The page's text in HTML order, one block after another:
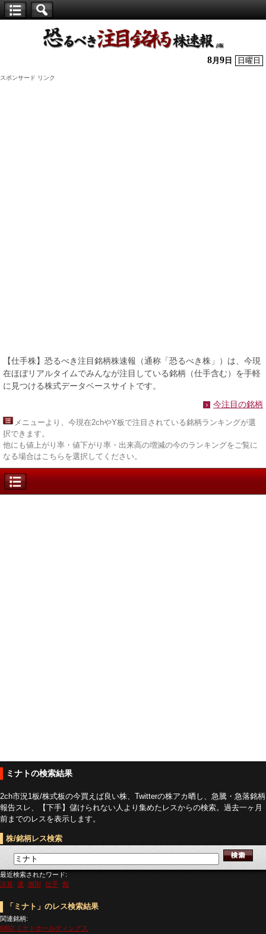
株】
8月 9 日 日曜日
スポンサード リンク
【仕手株】恐るべき注目銘柄株速報（通称「恐るべき株」）は、今現
在ほぼリアルタイムでみんなが注目している銘柄（仕手含む）を手軽
に見つける株式データベースサイトです。
今注目の銘柄
メニューより、今現在2chやY板で注目されている銘柄ランキングが選
択できます。
他にも値上がり率・値下がり率・出来高の増減の今のランキングをご覧に
なる場合はこちらを選択してください。
ミナトの検索結果
2ch市況1板/株式板の今買えば良い株、Twitterの株アカ晒し、急騰・急落銘柄
報告スレ、【下手】儲けられない人より集めたレスからの検索。過去一ヶ月
前までのレスを表示します。
株/銘柄レス検索
最近検索されたワード:
決算 運 個別 仕手 難
「ミナト」のレス検索結果
関連銘柄:
6862 ミナトホールディングス